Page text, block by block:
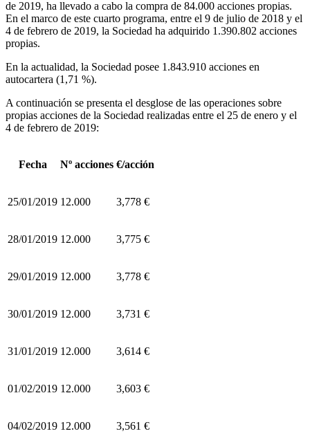
de 2019, ha llevado a cabo la compra de 84.000 acciones propias.
En el marco de este cuarto programa, entre el 9 de julio de 2018 y el
4 de febrero de 2019, la Sociedad ha adquirido 1.390.802 acciones
propias.
En la actualidad, la Sociedad posee 1.843.910 acciones en
autocartera (1,71 %).
A continuación se presenta el desglose de las operaciones sobre
propias acciones de la Sociedad realizadas entre el 25 de enero y el
4 de febrero de 2019:
Fecha Nº acciones €/acción
25/01/2019 12.000 3,778 €
28/01/2019 12.000 3,775 €
29/01/2019 12.000 3,778 €
30/01/2019 12.000 3,731 €
31/01/2019 12.000 3,614 €
01/02/2019 12.000 3,603 €
04/02/2019 12.000 3,561 €